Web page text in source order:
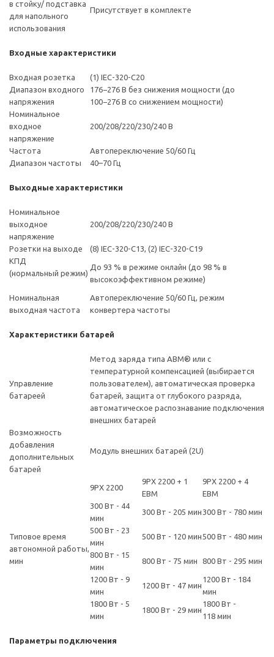
в стойку/ подставка
для напольного
использования
Присутствует в комплекте
Входные характеристики
Входная розетка
(1) IEC-320-C20
Диапазон входного
напряжения
176−276 В без снижения мощности (до
100−276 В со снижением мощности)
Номинальное
входное
напряжение
200/208/220/230/240 В
Частота
Автопереключение 50/60 Гц
Диапазон частоты
40–70 Гц
Выходные характеристики
Номинальное
выходное
напряжение
200/208/220/230/240 В
Розетки на выходе
(8) IEC-320-C13, (2) IEC-320-C19
КПД
(нормальный режим)
До 93 % в режиме онлайн (до 98 % в
высокоэффективном режиме)
Номинальная
выходная частота
Автопереключение 50/60 Гц, режим
конвертера частоты
Характеристики батарей
Управление
батареей
Метод заряда типа ABM® или с
температурной компенсацией (выбирается
пользователем), автоматическая проверка
батарей, защита от глубокого разряда,
автоматическое распознавание подключения
внешних батарей
Возможность
добавления
дополнительных
батарей
Модуль внешних батарей (2U)
Типовое время
автономной работы,
мин
9PX 2200
9PX 2200 + 1
EBM
9PX 2200 + 4
EBM
300 Вт - 44
мин
300 Вт - 205 мин 300 Вт - 780 мин
500 Вт - 23
мин
500 Вт - 120 мин500 Вт - 480 мин
800 Вт - 15
мин
800 Вт - 75 мин 800 Вт - 295 мин
1200 Вт - 9
мин
1200 Вт - 47 мин
1200 Вт - 184
мин
1800 Вт - 5
мин
1800 Вт - 29 мин
1800 Вт -
118 мин
Параметры подключения